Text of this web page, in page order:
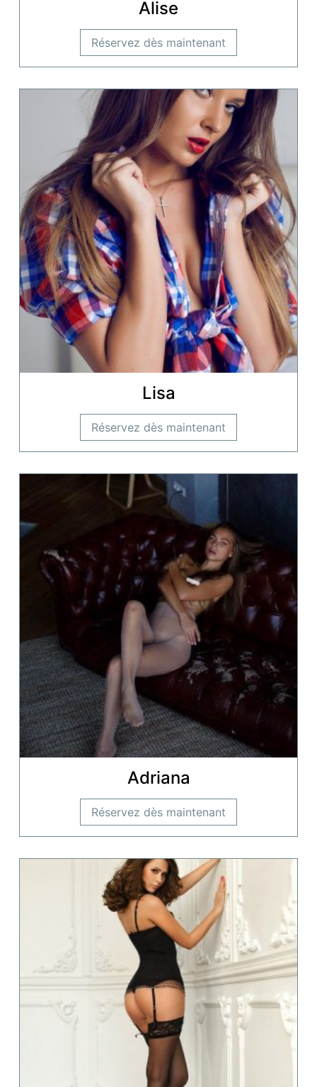
Alise
Réservez dès maintenant
Lisa
Réservez dès maintenant
Adriana
Réservez dès maintenant